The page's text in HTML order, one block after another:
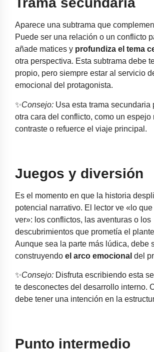
Aparece una subtrama que
Puede ser una relación o un conflicto
añade matices y profundiza el tema
otra perspectiva. Esta subtrama debe
propio, pero siempre estar al servicio
emocional del protagonista.
✨Consejo: Usa esta trama secundaria
otra cara del conflicto, como un espejo
contraste o refuerce el viaje principal.
Juegos y diversión
Es el momento en que la historia
potencial narrativo. El lector ve «lo
ver»: los conflictos, las aventuras o los
descubrimientos que prometía el
Aunque sea la parte más lúdica, debe
construyendo el arco emocional del
✨Consejo: Disfruta escribiendo esta
te desconectes del desarrollo interno.
debe tener una intención en la
Punto intermedio